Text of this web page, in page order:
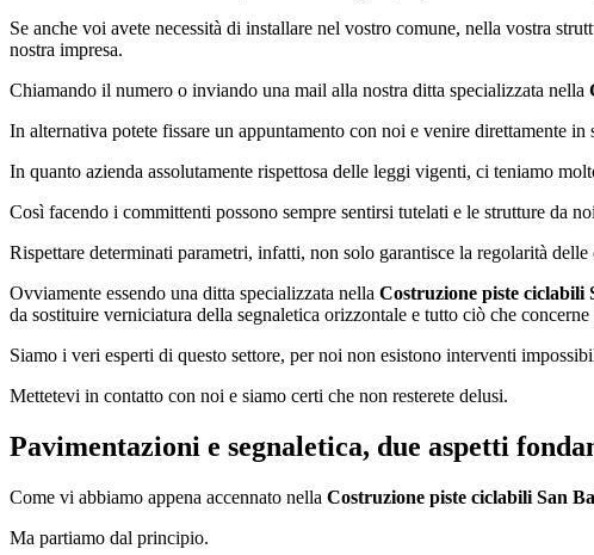
Se anche voi avete necessità di installare nel vostro comune, nella vostra
nostra impresa.
Chiamando il numero o inviando una mail alla nostra ditta specializzata nella
In alternativa potete fissare un appuntamento con noi e venire direttamente
In quanto azienda assolutamente rispettosa delle leggi vigenti, ci teniamo
Così facendo i committenti possono sempre sentirsi tutelati e le strutture da
Rispettare determinati parametri, infatti, non solo garantisce la regolarità
Ovviamente essendo una ditta specializzata nella Costruzione piste ciclabili
da sostituire verniciatura della segnaletica orizzontale e tutto ciò che
Siamo i veri esperti di questo settore, per noi non esistono interventi
Mettetevi in contatto con noi e siamo certi che non resterete delusi.
Pavimentazioni e segnaletica, due aspetti
Come vi abbiamo appena accennato nella Costruzione piste ciclabili San
Ma partiamo dal principio.